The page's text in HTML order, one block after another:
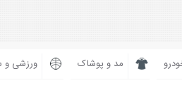
مد و پوشاک ورزشی و